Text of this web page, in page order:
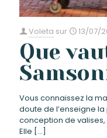
Voleta sur 13/07/
Que
Vous connaissez la
doute de l’enseigne
conception de
Elle […]